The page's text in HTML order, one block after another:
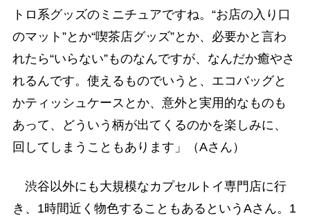
トロ系グッズのミニチュアですね。“お店の入り口
のマット”とか“喫茶店グッズ”とか、必要かと言わ
れたら“いらない”ものなんですが、なんだか癒やさ
れるんです。使えるものでいうと、エコバッグと
かティッシュケースとか、意外と実用的なものも
あって、どういう柄が出てくるのかを楽しみに、
回してしまうこともあります」（Aさん）
渋谷以外にも大規模なカプセルトイ専門店に行
き、1時間近く物色することもあるというAさん。1